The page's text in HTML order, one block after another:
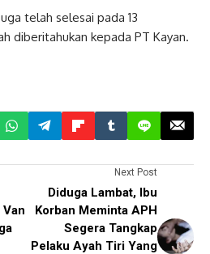
telah selesai pada 13
diberitahukan kepada PT Kayan.
Next Post
Diduga Lambat, Ibu
Korban Meminta APH
Segera Tangkap
Pelaku Ayah Tiri Yang